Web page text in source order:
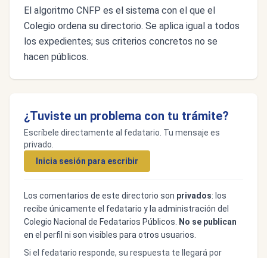
El algoritmo CNFP es el sistema con el que el
Colegio ordena su directorio. Se aplica igual a todos
los expedientes; sus criterios concretos no se
hacen públicos.
¿Tuviste un problema con tu trámite?
Escríbele directamente al fedatario. Tu mensaje es
privado.
Inicia sesión para escribir
Los comentarios de este directorio son privados: los
recibe únicamente el fedatario y la administración del
Colegio Nacional de Fedatarios Públicos.
No se publican
en el perfil ni son visibles para otros usuarios.
Si el fedatario responde, su respuesta te llegará por